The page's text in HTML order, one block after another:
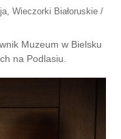
Wieczorki Białoruskie /
Muzeum w Bielsku
na Podlasiu.